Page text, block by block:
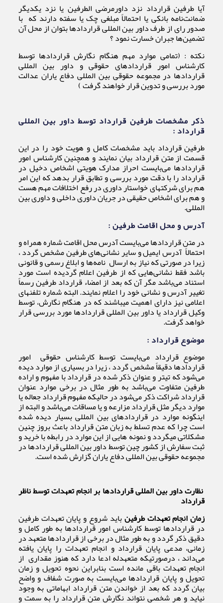
آیا طرفین قرارداد نزد داورمرضی الطرفین یا نزد یکدیگر
ضمانت‌نامه بانکی یا احتمالاً مبلغی چک یا سفته دارند که با
صدور رای از طرف داور بین المللی قراردادها بتوان از محل آن
تضمین‌ها جبران خسارت نمود ؟
نکته : (تمامی موارد مهم هنگام نگارش قراردادها توسط
کارشناس امور قراردادهای حقوقی و داور بین المللی
قراردادها در مجموعه حقوقی بین المللی دفاع یاران عدالت
مورد بررسی و تدوین قرار خواهند گرفت )
ذکر مشخصات طرفین قرارداد توسط داور بین المللی
قرارداد :
طرفین قرارداد باید مشخصات کامل و هویت خود را در این
قسمت از متن قرارداد بیان نمایند و همچنین کارشناس امور
قراردادها می‌بایست احراز مدارک هویتی اشخاص دخیل در
قرارداد را با دقت مورد بررسی و تطابق قرار بدهد که این امر
هم برای شرکتهای خواستار داوری در رفع اختلافات مهم هست
و هم برای اشخاص حقیقی در جریان داوری داخلی و داوری بین
المللی.
آدرس و محل اقامت طرفین :
در متن قراردادها می‌بایست آدرس محل اقامت شماره همراه و
احتمالاً آدرس ایمیل و سایر نشانی‌های طرفین مشخص گردد ،
زیرا در صورتی که نیاز به ارسال نامه‌ها و ابلاغ رسمی و قانونی
باشد فقط نشانی‌هایی که از طرفین اعلام گردیده است مورد
استناد می‌باشد مگر آن که بعد از امضاء قرارداد طرفین رسماً
تغییر آدرس و نشانی خود را اعلام نمایند. البته شماره تلفنهای
اعلامی نیز دارای اهمیت میباشند که در هنگام نگارش، توسط
وکیل قرارداد یا داور بین المللی قراردادها مورد بررسی قرار
خواهد گرفت.
موضوع قرارداد :
موضوع قرارداد می‌بایست توسط کارشناس حقوقی
امور
قراردادها دقیقاً مشخص گردد ، زیرا در بسیاری از موارد دیده
می‌شود که تیتر و عنوان ذکر شده در قرارداد با مفهوم و اراده
طرفین متفاوت می‌باشد به طور مثال در برخی موارد عنوان
قرارداد شراکت ذکر می‌شود در حالیکه مفهوم قرارداد جعاله یا
موارد دیگر مثل قرارداد مزارعه و یا مساقات می‌باشد و البته از
اینگونه موارد در قراردادهای بین المللی بسیار دیده شده
است چرا که عدم تسلط به زبان متن قرارداد باعث بروز چنین
مشکلاتی میگردد و نمونه هایی از این موارد در رابطه با خرید و
ثبت سفارش از کشور چین توسط داور بین المللی قراردادها در
مجموعه حقوقی بین المللی دفاع یاران گزارش شده است.
نظارت داور بین المللی قراردادها بر انجام تعهدات توسط ناظر
قرارداد
زمان انجام تعهدات طرفینباید شروع و پایان تعهدات طرفین
در قراردادها توسط کارشناس امور قراردادها به طور کامل و
دقیق ذکر گردد و به طور مثال در برخی از قراردادها متعهد در
زمانی، مدعی پایان قرارداد و انجام تعهدات را پایان یافته
می‌داند ، درصورتیکه متعهد‌له ادعا دارد که هنوز مقداری از
انجام تعهدات باقی مانده است بنابراین نحوه تحویل و زمان
تحویل و پایان قراردادها می‌بایست به صورت شفاف و واضح
بیان گردد که بعد از خواندن متن قرارداد ابهاماتی به وجود
نیاید و هر شخصی نتواند نگارش متن قرارداد را به سمت و